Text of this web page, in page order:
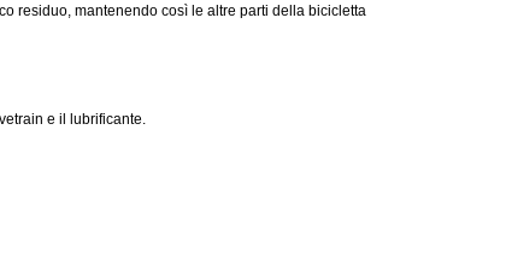
residuo, mantenendo così le altre parti della bicicletta
e il lubrificante.